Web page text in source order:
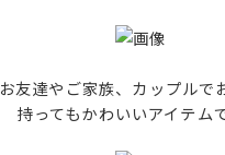
お友達やご家族、カップルで
持ってもかわいいアイテム